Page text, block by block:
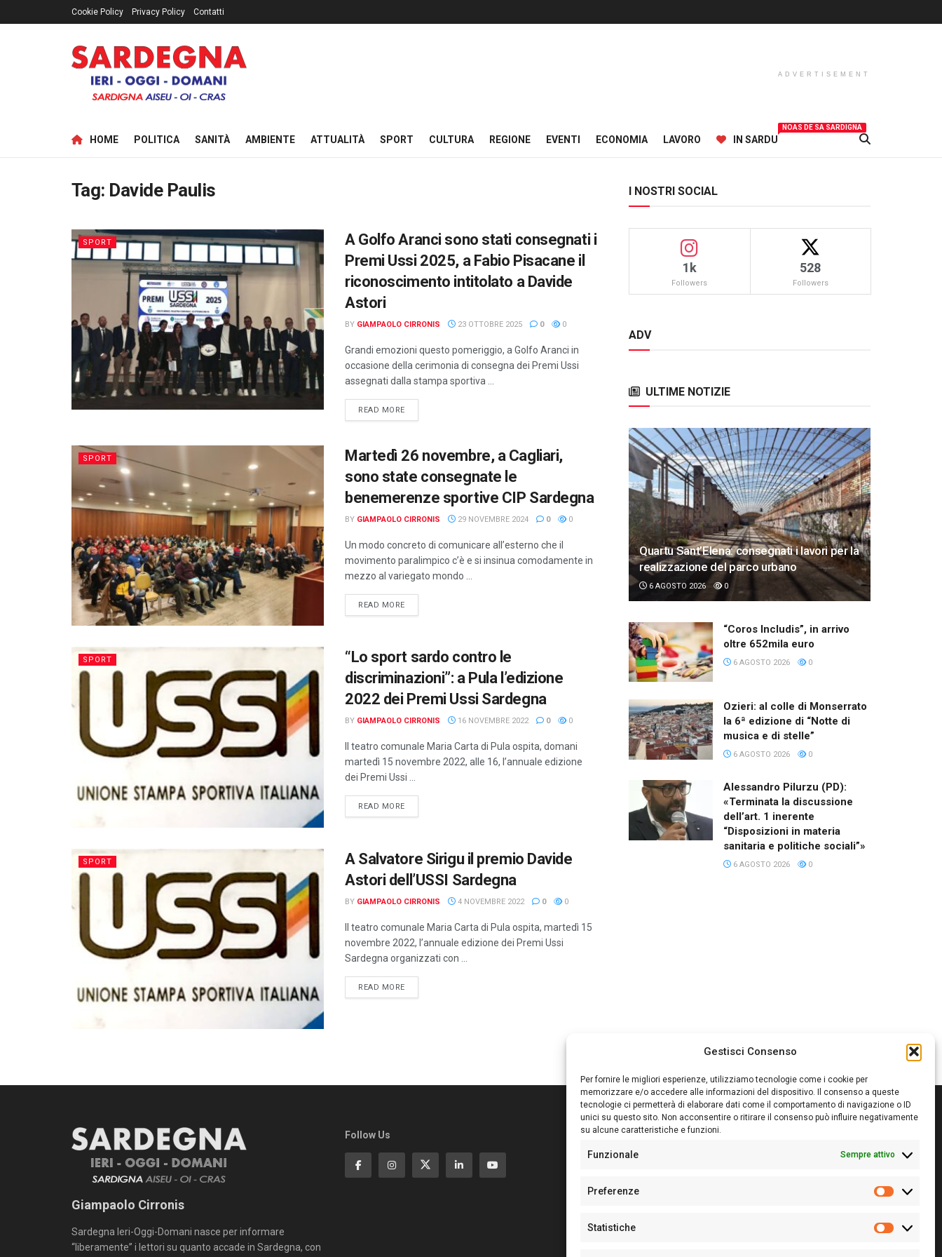
Gestisci Consenso
Per fornire le migliori esperienze, utilizziamo tecnologie come i cookie per
memorizzare e/o accedere alle informazioni del dispositivo. Il consenso a queste
tecnologie ci permetterà di elaborare dati come il comportamento di navigazione o ID
unici su questo sito. Non acconsentire o ritirare il consenso può influire negativamente
su alcune caratteristiche e funzioni.
Funzionale Sempre attivo
Preferenze
Statistiche
Statistiche
Cookie Policy Privacy Policy Contatti
ADVERTISEMENT
HOME POLITICA SANITÀ AMBIENTE ATTUALITÀ SPORT CULTURA REGIONE EVENTI ECONOMIA LAVORO IN SARDU
NOAS DE SA SARDIGNA
Tag: Davide Paulis
SPORT
A Golfo Aranci sono stati consegnati i
Premi Ussi 2025, a Fabio Pisacane il
riconoscimento intitolato a Davide
Astori
BY GIAMPAOLO CIRRONIS 23 OTTOBRE 2025 0 0
Grandi emozioni questo pomeriggio, a Golfo Aranci in
occasione della cerimonia di consegna dei Premi Ussi
assegnati dalla stampa sportiva ...
READ MOREDETAILS
SPORT
Martedì 26 novembre, a Cagliari,
sono state consegnate le
benemerenze sportive CIP Sardegna
BY GIAMPAOLO CIRRONIS 29 NOVEMBRE 2024 0 0
Un modo concreto di comunicare all’esterno che il
movimento paralimpico c’è e si insinua comodamente in
mezzo al variegato mondo ...
READ MOREDETAILS
SPORT
“Lo sport sardo contro le
discriminazioni”: a Pula l’edizione
2022 dei Premi Ussi Sardegna
BY GIAMPAOLO CIRRONIS 16 NOVEMBRE 2022 0 0
Il teatro comunale Maria Carta di Pula ospita, domani
martedì 15 novembre 2022, alle 16, l’annuale edizione
dei Premi Ussi ...
READ MOREDETAILS
SPORT
A Salvatore Sirigu il premio Davide
Astori dell’USSI Sardegna
BY GIAMPAOLO CIRRONIS 4 NOVEMBRE 2022 0 0
Il teatro comunale Maria Carta di Pula ospita, martedì 15
novembre 2022, l’annuale edizione dei Premi Ussi
Sardegna organizzati con ...
READ MOREDETAILS
I NOSTRI SOCIAL
1k
Followers
528
Followers
ADV
ULTIME NOTIZIE
Quartu Sant’Elena: consegnati i lavori per la
realizzazione del parco urbano
6 AGOSTO 2026 0
“Coros Includis”, in arrivo
oltre 652mila euro
6 AGOSTO 2026 0
Ozieri: al colle di Monserrato
la 6ª edizione di “Notte di
musica e di stelle”
6 AGOSTO 2026 0
Alessandro Pilurzu (PD):
«Terminata la discussione
dell’art. 1 inerente
“Disposizioni in materia
sanitaria e politiche sociali”»
6 AGOSTO 2026 0
Giampaolo Cirronis
Sardegna Ieri-Oggi-Domani nasce per informare
“liberamente” i lettori su quanto accade in Sardegna, con
Follow Us Editore:Giampaolo Cirronis Ditta individuale
Sede:
N° di iscrizione al ROC:
N° 128/2020 del 10/02/2020